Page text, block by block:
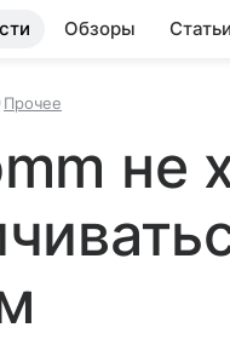
Обзоры Статьи
Прочее
не